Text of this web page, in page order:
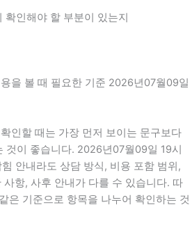
확인해야 할 부분이 있는지
을 볼 때 필요한 기준 2026년07월09일
인할 때는 가장 먼저 보이는 문구보다
것이 좋습니다. 2026년07월09일 19시
안내라도 상담 방식, 비용 포함 범위,
항, 사후 안내가 다를 수 있습니다. 따
은 기준으로 항목을 나누어 확인하는 것